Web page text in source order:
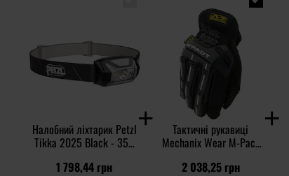
Налобний ліхтарик Petzl
Tikka 2025 Black - 350
1 798,44 грн
Тактичні рукавиці
Mechanix Wear M-Pact
2 038,25 грн